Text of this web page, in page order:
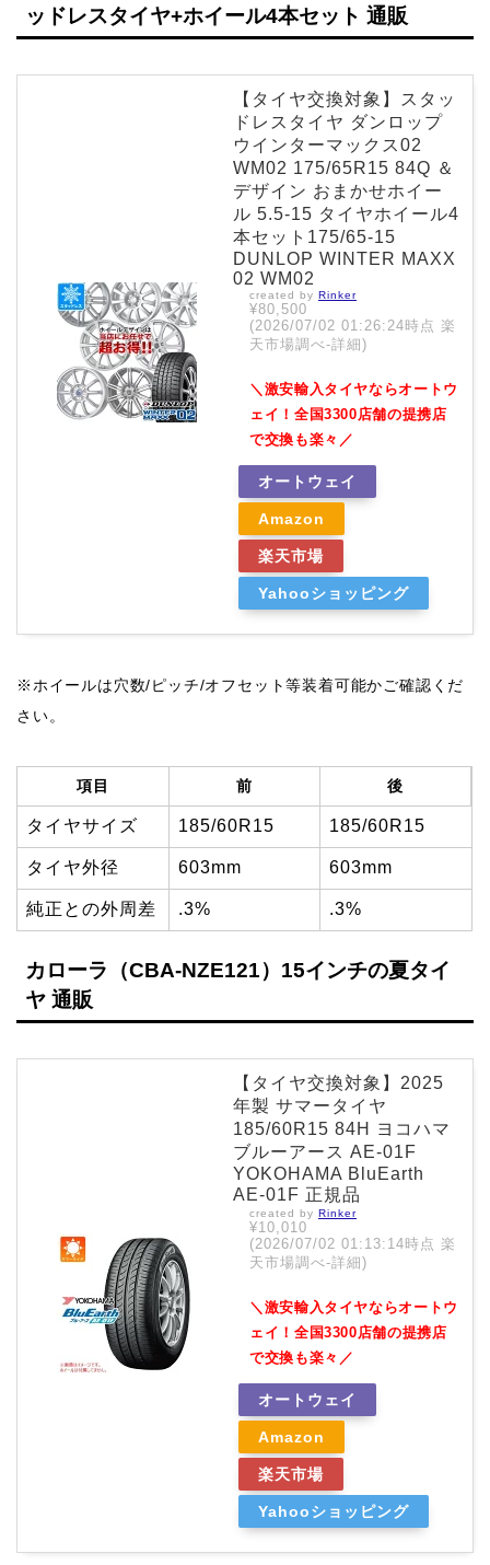
ッドレスタイヤ+ホイール4本セット 通販
【タイヤ交換対象】スタッ
ドレスタイヤ ダンロップ
ウインターマックス02
WM02 175/65R15 84Q ＆
デザイン おまかせホイー
ル 5.5-15 タイヤホイール4
本セット175/65-15
DUNLOP WINTER MAXX
02 WM02
created by Rinker
¥80,500
(2026/07/02 01:26:24時点 楽
天市場調べ-詳細)
＼激安輸入タイヤならオートウ
ェイ！全国3300店舗の提携店
で交換も楽々／
オートウェイ
Amazon
楽天市場
Yahooショッピング
※ホイールは穴数/ピッチ/オフセット等装着可能かご確認くだ
さい。
項目 前 後
タイヤサイズ 185/60R15 185/60R15
タイヤ外径 603mm 603mm
純正との外周差 .3% .3%
カローラ（CBA-NZE121）15インチの夏タイ
ヤ 通販
【タイヤ交換対象】2025
年製 サマータイヤ
185/60R15 84H ヨコハマ
ブルーアース AE-01F
YOKOHAMA BluEarth
AE-01F 正規品
created by Rinker
¥10,010
(2026/07/02 01:13:14時点 楽
天市場調べ-詳細)
＼激安輸入タイヤならオートウ
ェイ！全国3300店舗の提携店
で交換も楽々／
オートウェイ
Amazon
楽天市場
Yahooショッピング